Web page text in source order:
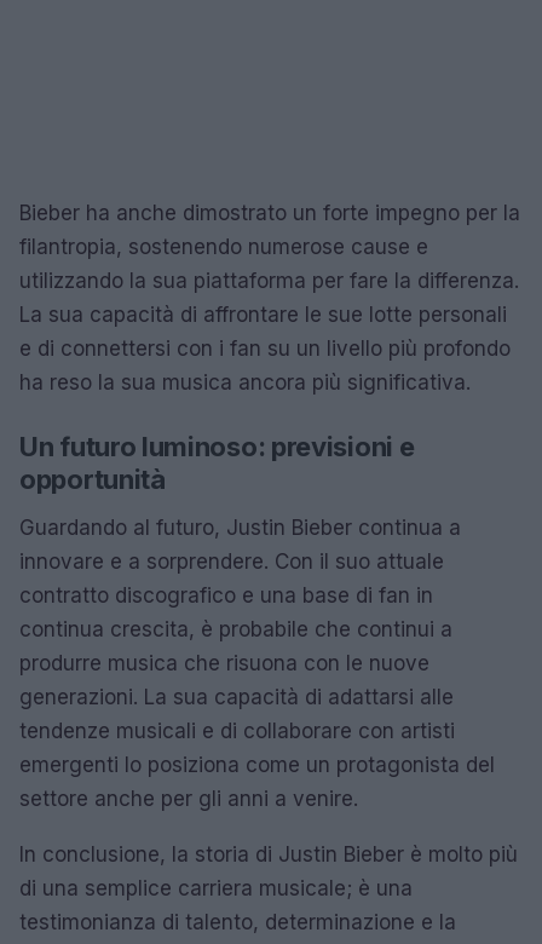
Bieber ha anche dimostrato un forte impegno per la
filantropia, sostenendo numerose cause e
utilizzando la sua piattaforma per fare la differenza.
La sua capacità di affrontare le sue lotte personali
e di connettersi con i fan su un livello più profondo
ha reso la sua musica ancora più significativa.
Un futuro luminoso: previsioni e
opportunità
Guardando al futuro, Justin Bieber continua a
innovare e a sorprendere. Con il suo attuale
contratto discografico e una base di fan in
continua crescita, è probabile che continui a
produrre musica che risuona con le nuove
generazioni. La sua capacità di adattarsi alle
tendenze musicali e di collaborare con artisti
emergenti lo posiziona come un protagonista del
settore anche per gli anni a venire.
In conclusione, la storia di Justin Bieber è molto più
di una semplice carriera musicale; è una
testimonianza di talento, determinazione e la